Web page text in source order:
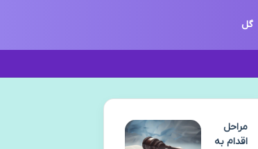
گل
مراحل
اقدام به